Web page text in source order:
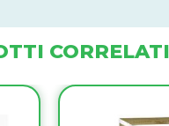
CORRELATI